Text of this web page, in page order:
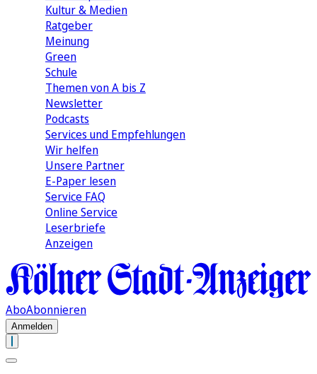
Kultur & Medien
Ratgeber
Meinung
Green
Schule
Themen von A bis Z
Newsletter
Podcasts
Services und Empfehlungen
Wir helfen
Unsere Partner
E-Paper lesen
Service FAQ
Online Service
Leserbriefe
Anzeigen
AboAbonnieren
Anmelden